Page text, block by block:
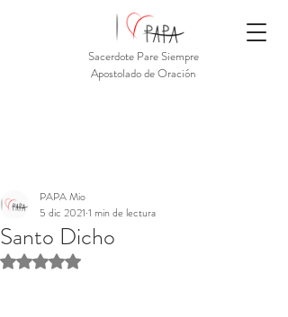
Sacerdote Pare Siempre
Apostolado de Oración
Santo Dicho
PAPA Mio
5 dic 2021 1 min de lectura
Obtuvo NaN de 5 estrellas.